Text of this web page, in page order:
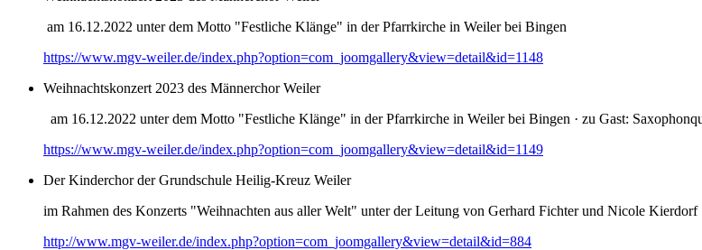
am 16.12.2022 unter dem Motto "Festliche Klänge" in der Pfarrkirche in Weiler bei Bingen
https://www.mgv-weiler.de/index.php?option=com_joomgallery&view=detail&id=1148
Weihnachtskonzert 2023 des Männerchor Weiler
am 16.12.2022 unter dem Motto "Festliche Klänge" in der Pfarrkirche in Weiler bei Bingen · zu Gast:
https://www.mgv-weiler.de/index.php?option=com_joomgallery&view=detail&id=1149
Der Kinderchor der Grundschule Heilig-Kreuz Weiler
im Rahmen des Konzerts "Weihnachten aus aller Welt" unter der Leitung von Gerhard Fichter und Nicole Kierdorf
http://www.mgv-weiler.de/index.php?option=com_joomgallery&view=detail&id=884